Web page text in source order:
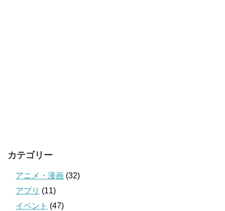
カテゴリー
アニメ・漫画 (32)
アプリ (11)
イベント (47)